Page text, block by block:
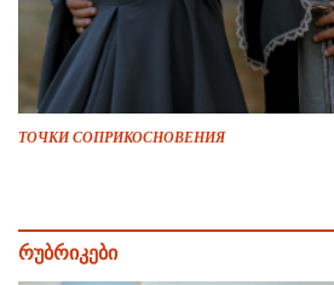
ТОЧКИ СОПРИКОСНОВЕНИЯ
რუბრიკები